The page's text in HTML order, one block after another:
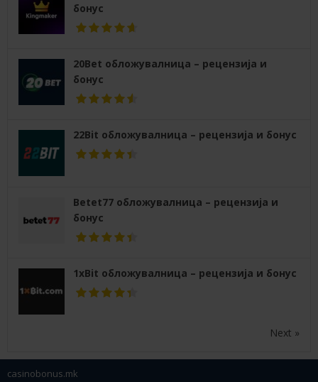
бонус
20Bet обложувалница – рецензија и
бонус
22Bit обложувалница – рецензија и бонус
Betet77 обложувалница – рецензија и
бонус
1xBit обложувалница – рецензија и бонус
Next »
casinobonus.mk